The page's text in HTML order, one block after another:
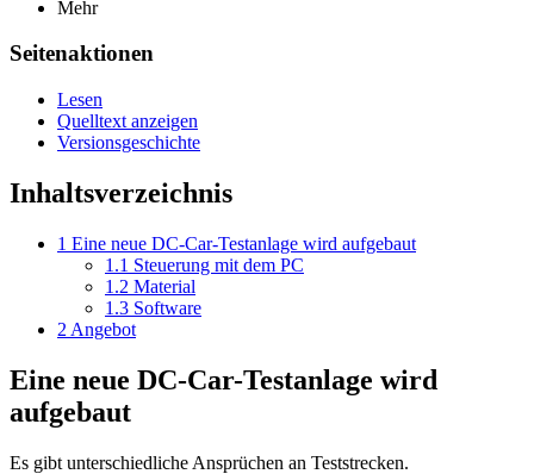
Mehr
Seitenaktionen
Lesen
Quelltext anzeigen
Versionsgeschichte
Inhaltsverzeichnis
1 Eine neue DC-Car-Testanlage wird aufgebaut
1.1 Steuerung mit dem PC
1.2 Material
1.3 Software
2 Angebot
Eine neue DC-Car-Testanlage wird
aufgebaut
Es gibt unterschiedliche Ansprüchen an Teststrecken.